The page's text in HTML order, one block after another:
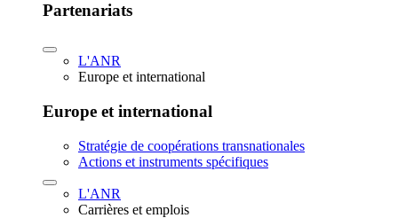
Partenariats
L'ANR
Europe et international
Europe et international
Stratégie de coopérations transnationales
Actions et instruments spécifiques
L'ANR
Carrières et emplois